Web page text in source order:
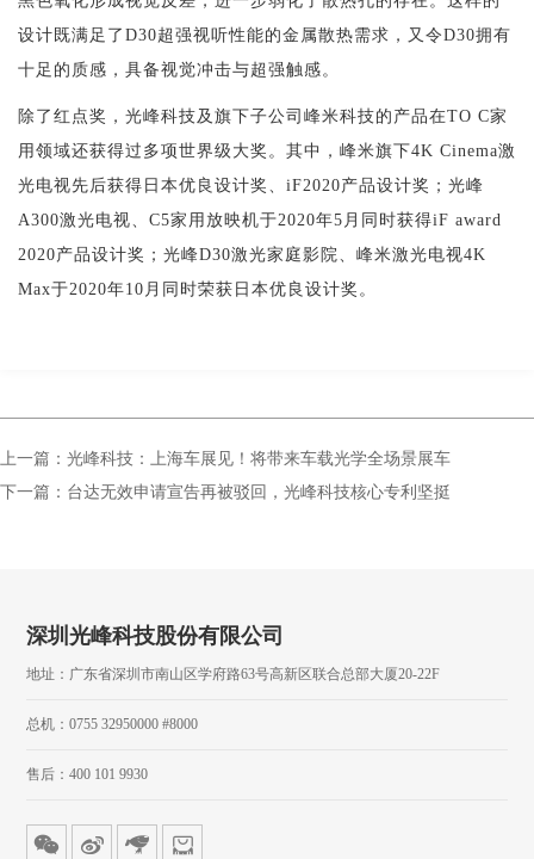
设计既满足了D30超强视听性能的金属散热需求，又令D30拥有
十足的质感，具备视觉冲击与超强触感。
除了红点奖，光峰科技及旗下子公司峰米科技的产品在TO C家
用领域还获得过多项世界级大奖。其中，峰米旗下4K Cinema激
光电视先后获得日本优良设计奖、iF2020产品设计奖；光峰
A300激光电视、C5家用放映机于2020年5月同时获得iF award
2020产品设计奖；光峰D30激光家庭影院、峰米激光电视4K
Max于2020年10月同时荣获日本优良设计奖。
上一篇：光峰科技：上海车展见！将带来车载光学全场景展车
下一篇：台达无效申请宣告再被驳回，光峰科技核心专利坚挺
深圳光峰科技股份有限公司
地址：广东省深圳市南山区学府路63号高新区联合总部大厦20-22F
总机：0755 32950000 #8000
售后：400 101 9930